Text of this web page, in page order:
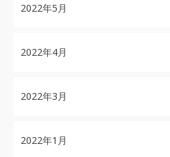
2022年5月
2022年4月
2022年3月
2022年1月